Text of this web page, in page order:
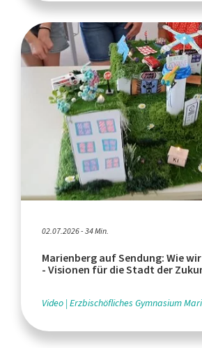
02.07.2026 - 34 Min.
Marienberg auf Sendung: Wie
- Visionen für die Stadt der
Video Erzbischöfliches Gymnasium